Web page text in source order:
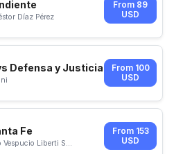
Díaz Pérez
From 89
USD
Defensa y Justicia
From 100
USD
Fe
Liberti S...
From 153
USD